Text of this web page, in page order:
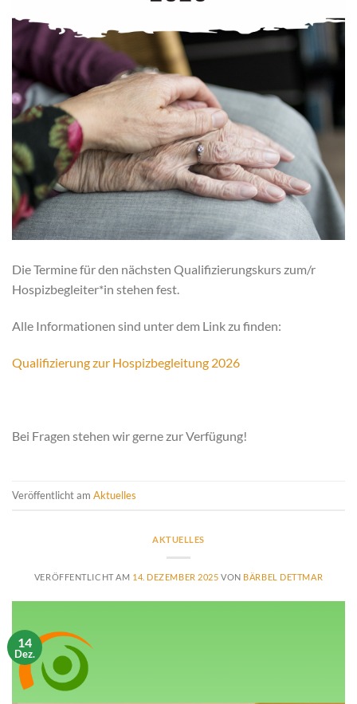
Die Termine für den nächsten Qualifizierungskurs zum/r
Hospizbegleiter*in stehen fest.
Alle Informationen sind unter dem Link zu finden:
Qualifizierung zur Hospizbegleitung 2026
Bei Fragen stehen wir gerne zur Verfügung!
Veröffentlicht am Aktuelles
AKTUELLES
VERÖFFENTLICHT AM 14. DEZEMBER 2025 VON BÄRBEL DETTMAR
14
Dez.